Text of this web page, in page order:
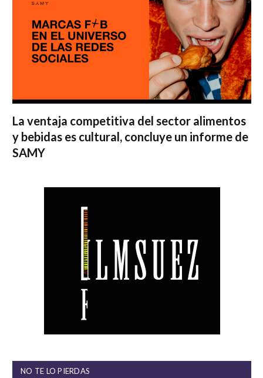
La ventaja competitiva del sector alimentos
y bebidas es cultural, concluye un informe de
SAMY
NO TE LO PIERDAS